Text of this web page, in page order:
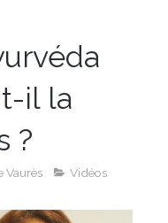
il la
?
Vaurès Vidéos